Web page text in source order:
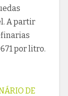
A partir
por litro.
DE